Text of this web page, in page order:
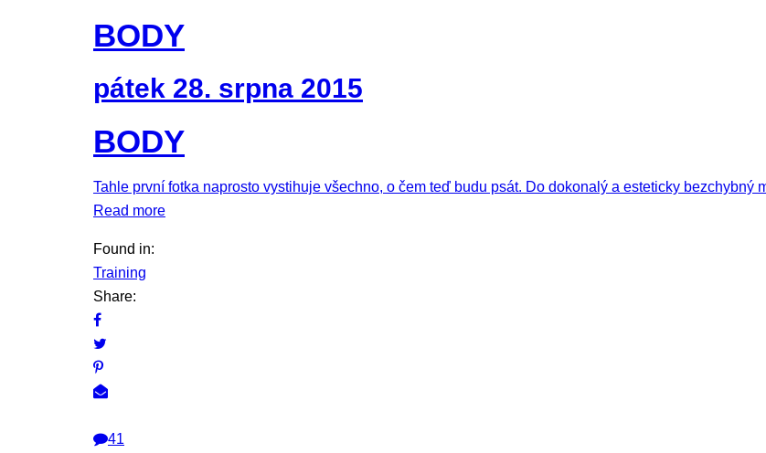
BODY
pátek 28. srpna 2015
BODY
Tahle první fotka naprosto vystihuje všechno, o čem teď budu psát. Do dokonalý a esteticky bezchybný
Read more
Found in:
Training
Share:
41